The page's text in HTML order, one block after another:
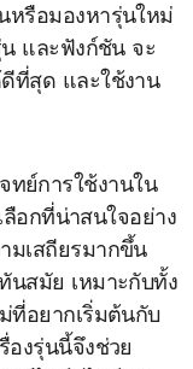
หรือมองหารุ่นใหม่
น และฟังก์ชัน จะ
ที่สุด และใช้งาน
ย์การใช้งานใน
ลือกที่น่าสนใจอย่าง
มเสถียรมากขึ้น
นสมัย เหมาะกับทั้ง
ที่อยากเริ่มต้นกับ
องรุ่นนี้จึงช่วย